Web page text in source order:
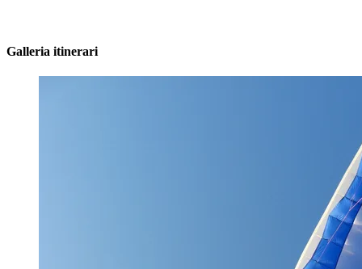
Galleria itinerari